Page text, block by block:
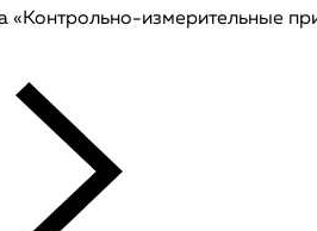
«Контрольно-измерительные